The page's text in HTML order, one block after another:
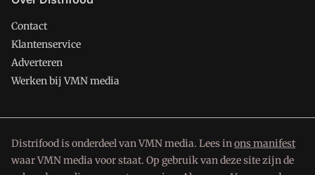
Contact
Klantenservice
Adverteren
Werken bij VMN media
Distrifood is onderdeel van VMN media. Lees inons manifest
waar VMN media voor staat. Op gebruik van deze site zijn de